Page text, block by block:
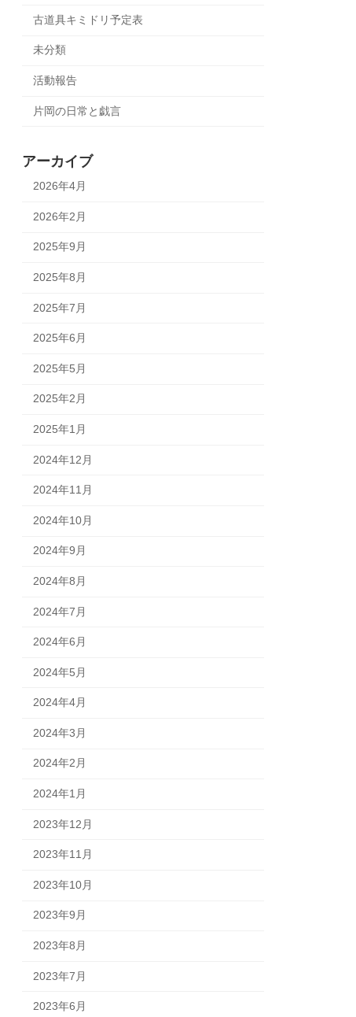
古道具キミドリ予定表
未分類
活動報告
片岡の日常と戯言
アーカイブ
2026年4月
2026年2月
2025年9月
2025年8月
2025年7月
2025年6月
2025年5月
2025年2月
2025年1月
2024年12月
2024年11月
2024年10月
2024年9月
2024年8月
2024年7月
2024年6月
2024年5月
2024年4月
2024年3月
2024年2月
2024年1月
2023年12月
2023年11月
2023年10月
2023年9月
2023年8月
2023年7月
2023年6月